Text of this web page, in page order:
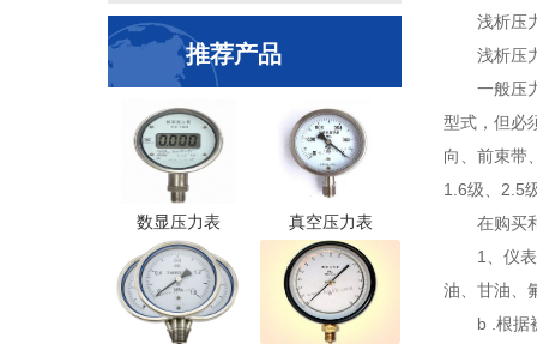
推荐产品
数显压力表 真空压力表
浅析压
浅析压
一般压
型式，但必
向、前束带
1.6级、2.5
在购买
1、仪
油、甘油、
b .根据